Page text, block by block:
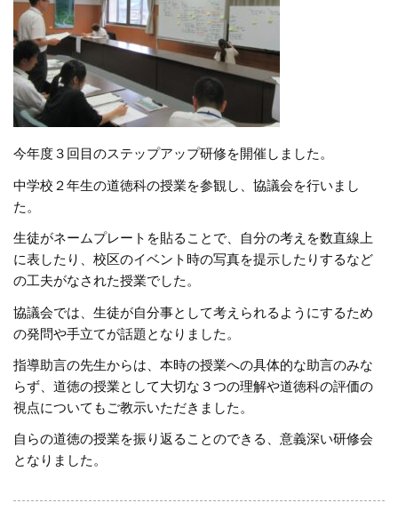
今年度３回目のステップアップ研修を開催しました。
中学校２年生の道徳科の授業を参観し、協議会を行いまし
た。
生徒がネームプレートを貼ることで、自分の考えを数直線上
に表したり、校区のイベント時の写真を提示したりするなど
の工夫がなされた授業でした。
協議会では、生徒が自分事として考えられるようにするため
の発問や手立てが話題となりました。
指導助言の先生からは、本時の授業への具体的な助言のみな
らず、道徳の授業として大切な３つの理解や道徳科の評価の
視点についてもご教示いただきました。
自らの道徳の授業を振り返ることのできる、意義深い研修会
となりました。